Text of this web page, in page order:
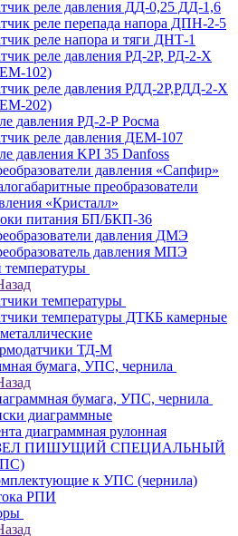
реле давления ДД-0,25 ДД-1,6
реле перепада напора ДПН-2-5
реле напора и тяги ДНТ-1
реле давления РД-2Р, РД-2-Х
102)
реле давления РДД-2Р,РДД-2-Х
202)
давления РД-2-Р Росма
реле давления ДЕМ-107
давления KPI 35 Danfoss
давления «Сапфир»
преобразователи
«Кристалл»
питания БП/БКП-36
давления ДМЭ
давления МПЭ
температуры
температуры
температуры ДТКБ камерные
ТД-М
бумага, УПС, чернила
бумага, УПС, чернила
диаграммные
диаграммная рулонная
ПИШУЩИЙ СПЕЦИАЛЬНЫЙ
к УПС (чернила)
РПИ